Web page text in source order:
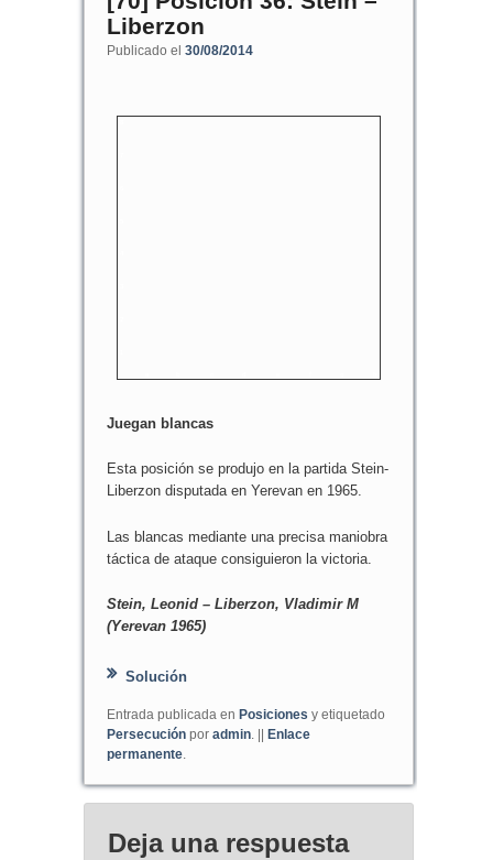
Liberzon
Publicado el 30/08/2014
Juegan blancas
Esta posición se produjo en la partida Stein-
Liberzon disputada en Yerevan en 1965.
Las blancas mediante una precisa maniobra
táctica de ataque consiguieron la victoria.
Stein, Leonid – Liberzon, Vladimir M
(Yerevan 1965)
Solución
Entrada publicada en Posiciones y etiquetado
Persecuciónpor admin. || Enlace
permanente.
Deja una respuesta